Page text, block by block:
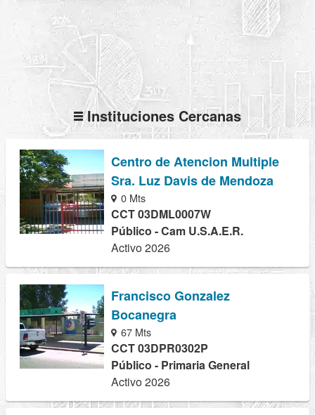
Instituciones Cercanas
Centro de Atencion Multiple
Sra. Luz Davis de Mendoza
0 Mts
CCT 03DML0007W
Público - Cam U.S.A.E.R.
Activo 2026
Francisco Gonzalez
Bocanegra
67 Mts
CCT 03DPR0302P
Público - Primaria General
Activo 2026